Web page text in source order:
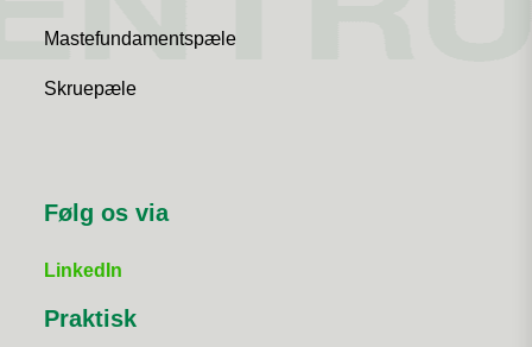
Mastefundamentspæle
Skruepæle
Følg os via
LinkedIn
Praktisk